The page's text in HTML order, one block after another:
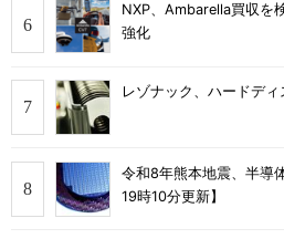
NXP、Ambarella買収
強化
レゾナック、ハードデ
令和8年熊本地震、半導
19時10分更新】